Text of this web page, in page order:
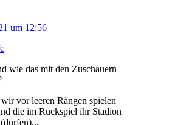
um 12:56
wie das mit den Zuschauern
vor leeren Rängen spielen
die im Rückspiel ihr Stadion